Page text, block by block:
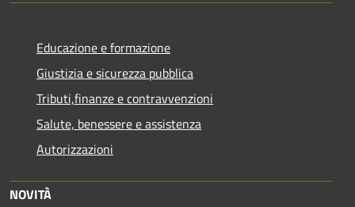
Educazione e formazione
Giustizia e sicurezza pubblica
Tributi,finanze e contravvenzioni
Salute, benessere e assistenza
Autorizzazioni
NOVITÀ